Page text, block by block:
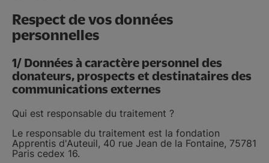
Respect de vos données
personnelles
1/ Données à caractère personnel des
donateurs, prospects et destinataires des
communications externes
Qui est responsable du traitement ?
Le responsable du traitement est la fondation
Apprentis d'Auteuil, 40 rue Jean de la Fontaine, 75781
Paris cedex 16.